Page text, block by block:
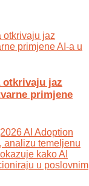
otkrivaju jaz
primjene
AI Adoption
analizu temeljenu
kako AI
u poslovnim